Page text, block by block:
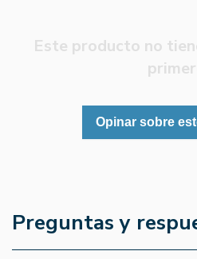
Este producto no
Opinar sobre
Preguntas y